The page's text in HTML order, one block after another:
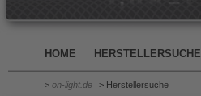
HOME HERSTELLERSUCHE
> on-light.de > Herstellersuche